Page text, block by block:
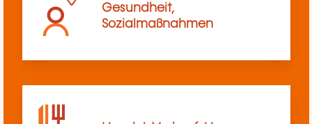
Gesundheit,
Sozialmaßnahmen